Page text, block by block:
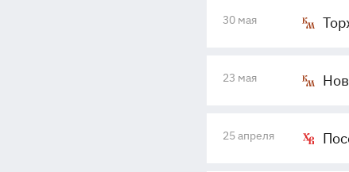
30 мая
23 мая
25 апреля